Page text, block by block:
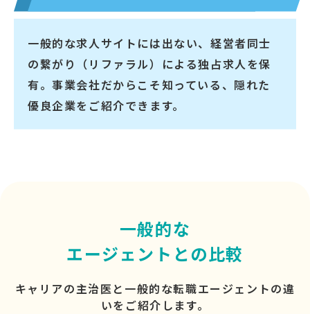
一般的な求人サイトには出ない、経営者同士
の繋がり（リファラル）による独占求人を保
有。事業会社だからこそ知っている、隠れた
優良企業をご紹介できます。
一般的な
エージェントとの比較
キャリアの主治医と一般的な転職エージェントの違
いをご紹介します。